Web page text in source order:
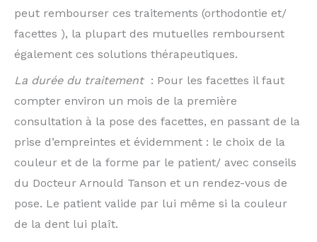
peut rembourser ces traitements (orthodontie et/
facettes ), la plupart des mutuelles remboursent
également ces solutions thérapeutiques.
La durée du traitement : Pour les facettes il faut
compter environ un mois de la première
consultation à la pose des facettes, en passant de la
prise d’empreintes et évidemment : le choix de la
couleur et de la forme par le patient/ avec conseils
du Docteur Arnould Tanson et un rendez-vous de
pose. Le patient valide par lui même si la couleur
de la dent lui plaît.